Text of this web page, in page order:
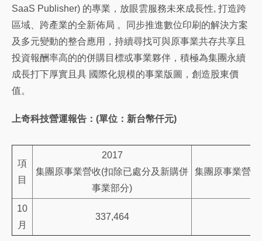
SaaS Publisher) 的專業，放眼雲服務未來成長性, 打造跨
區域、跨產業的全新佈局 。同步推進數位印刷的解決方案
及多元變動的整合應用，持續尋找可與原事業共存共享且
投資報酬率高的的併購目標或事業夥伴，積極為集團永續
成長打下厚實且具 國際化規模的事業版圖，創造股東價
值。
上奇科技營運報告：(單位：新台幣仟元)
項
目
2017
集團原事業營收(扣除已處分及新購併
事業部分)
集團原事業營
10
月
337,464